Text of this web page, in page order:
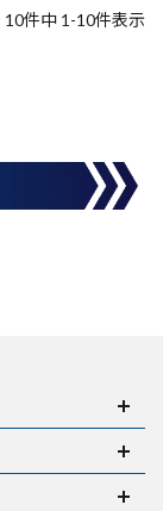
10件中 1 -10件表示